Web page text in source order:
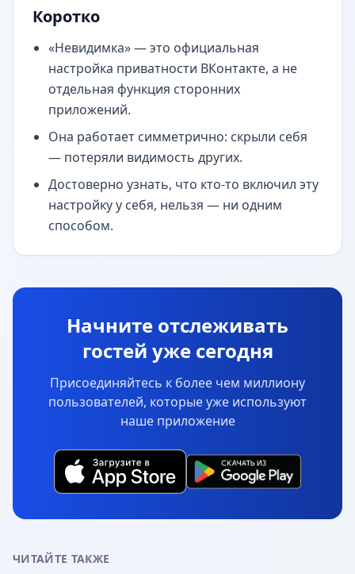
Коротко
«Невидимка» — это официальная
настройка приватности ВКонтакте, а не
отдельная функция сторонних
приложений.
Она работает симметрично: скрыли себя
— потеряли видимость других.
Достоверно узнать, что кто-то включил эту
настройку у себя, нельзя — ни одним
способом.
Начните отслеживать
гостей уже сегодня
Присоединяйтесь к более чем миллиону
пользователей, которые уже используют
наше приложение
ЧИТАЙТЕ ТАКЖЕ